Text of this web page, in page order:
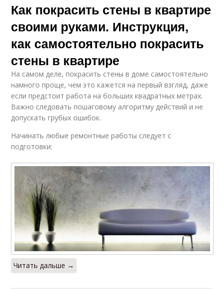
Как покрасить стены в квартире
своими руками. Инструкция,
как самостоятельно покрасить
стены в квартире
На самом деле, покрасить стены в доме самостоятельно
намного проще, чем это кажется на первый взгляд, даже
если предстоит работа на больших квадратных метрах.
Важно следовать пошаговому алгоритму действий и не
допускать грубых ошибок.
Начинать любые ремонтные работы следует с
подготовки:
Читать дальше →